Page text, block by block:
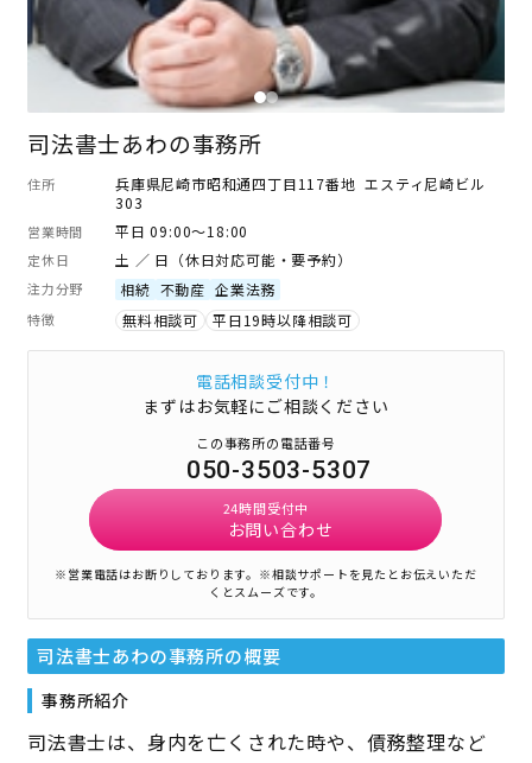
司法書士あわの事務所
住所
兵庫県尼崎市昭和通四丁目117番地 エスティ尼崎ビル
303
営業時間 平日 09:00～18:00
定休日 土 ／ 日（休日対応可能・要予約）
注力分野 相続 不動産 企業法務
特徴 無料相談可 平日19時以降相談可
電話相談受付中！
まずはお気軽にご相談ください
この事務所の電話番号
050-3503-5307
24時間受付中
お問い合わせ
※営業電話はお断りしております。 ※相談サポートを見たとお伝えいただ
くとスムーズです。
司法書士あわの事務所の概要
事務所紹介
司法書士は、身内を亡くされた時や、債務整理など